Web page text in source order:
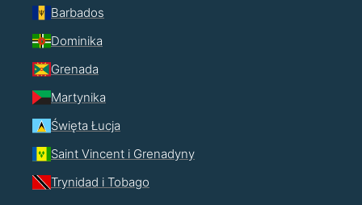
Barbados
Dominika
Grenada
Martynika
Święta Łucja
Saint Vincent i Grenadyny
Trynidad i Tobago